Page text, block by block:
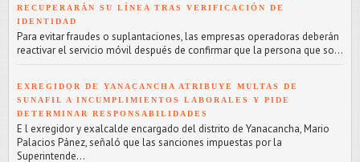
RECUPERARÁN SU LÍNEA TRAS VERIFICACIÓN DE
IDENTIDAD
Para evitar fraudes o suplantaciones, las empresas operadoras deberán
reactivar el servicio móvil después de confirmar que la persona que so...
EXREGIDOR DE YANACANCHA ATRIBUYE MULTAS DE
SUNAFIL A INCUMPLIMIENTOS LABORALES Y PIDE
DETERMINAR RESPONSABILIDADES
E l exregidor y exalcalde encargado del distrito de Yanacancha, Mario
Palacios Pánez, señaló que las sanciones impuestas por la
Superintende...